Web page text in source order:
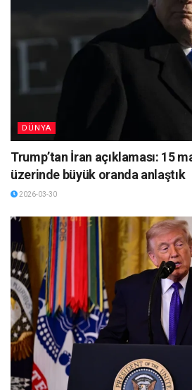
DÜNYA
Trump’tan İran açıklaması: 15
üzerinde büyük oranda anlaştık
2026-03-30